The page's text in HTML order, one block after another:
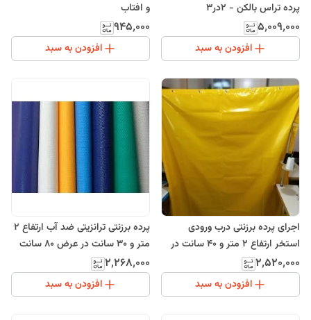
پرده تراس بالکن - 2در3
۵٬۰۰۹٬۰۰۰
افزودن به سبد
و افتاب
۹۴۵٬۰۰۰
افزودن به سبد
اجرای پرده برزنتی درب ورودی
استخر ارتفاع 2 متر و 40 سانت در
عرض 80 سانت
۲٬۵۲۰٬۰۰۰
افزودن به سبد
پرده برزنتی ترانزیتی ضد آب ارتفاع 2
متر و 30 سانت در عرض 80 سانت
۲٬۲۶۸٬۰۰۰
افزودن به سبد